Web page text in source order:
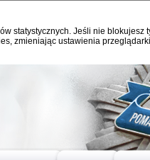
statystycznych. Jeśli nie blokujesz
zmieniając ustawienia